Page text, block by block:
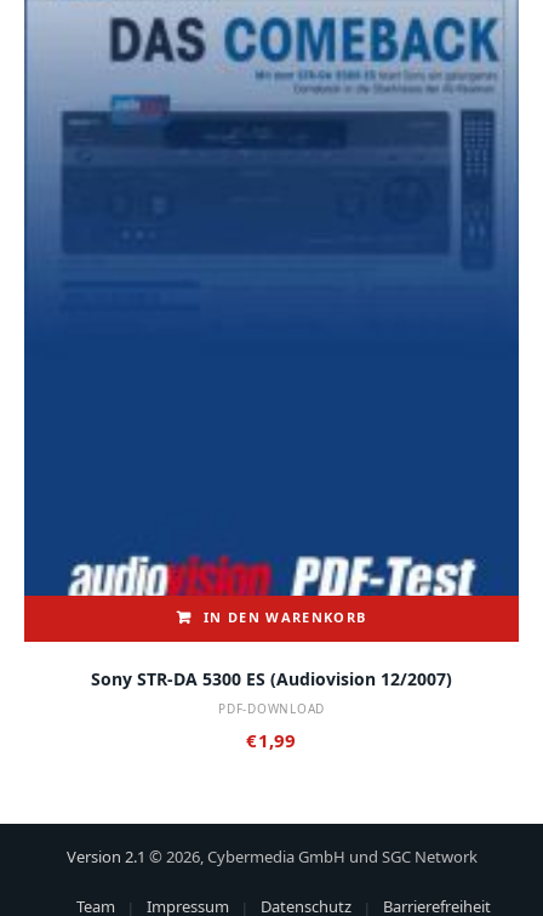
IN DEN WARENKORB
Sony STR-DA 5300 ES (audiovision 12/2007)
PDF-DOWNLOAD
€1,99
Version 2.1 © 2026, Cybermedia GmbH und SGC Network
Team Impressum Datenschutz Barrierefreiheit